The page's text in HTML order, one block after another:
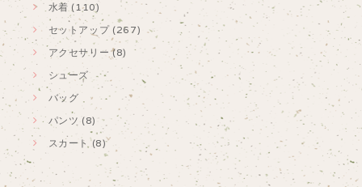
水着 (110)
セットアップ (267)
アクセサリー (8)
シューズ
バッグ
パンツ (8)
スカート (8)